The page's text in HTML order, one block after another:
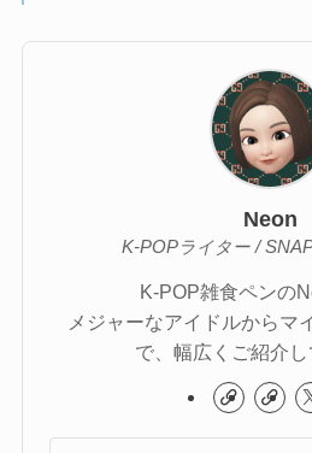
Neon
K-POPライター /
K-POP雑食ペンの
メジャーなアイドルからマ
で、幅広くご紹介し